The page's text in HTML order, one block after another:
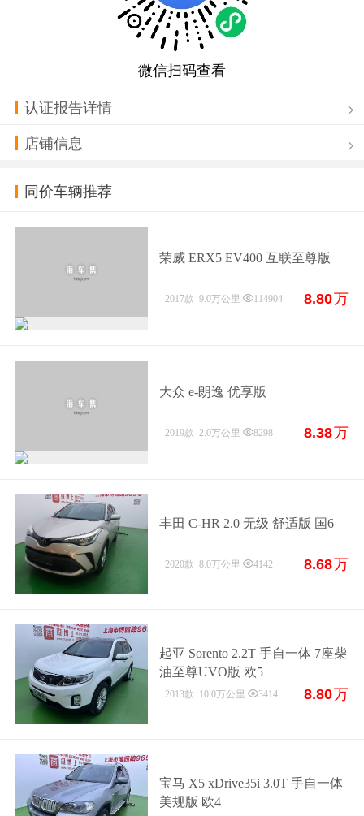
微信扫码查看
认证报告详情
店铺信息
同价车辆推荐
荣威 ERX5 EV400 互联至尊版
8.80万
2017款 9.0万公里 114904
大众 e-朗逸 优享版
8.38万
2019款 2.0万公里 8298
丰田 C-HR 2.0 无级 舒适版 国6
8.68万
2020款 8.0万公里 4142
起亚 Sorento 2.2T 手自一体 7座柴
油至尊UVO版 欧5
8.80万
2013款 10.0万公里 3414
宝马 X5 xDrive35i 3.0T 手自一体
美规版 欧4